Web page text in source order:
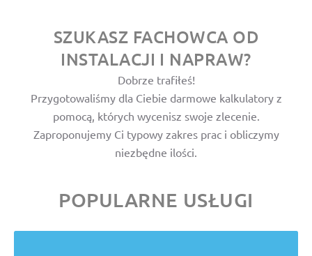
SZUKASZ FACHOWCA OD
INSTALACJI I NAPRAW?
Dobrze trafiłeś!
Przygotowaliśmy dla Ciebie darmowe kalkulatory z
pomocą, których wycenisz swoje zlecenie.
Zaproponujemy Ci typowy zakres prac i obliczymy
niezbędne ilości.
POPULARNE USŁUGI